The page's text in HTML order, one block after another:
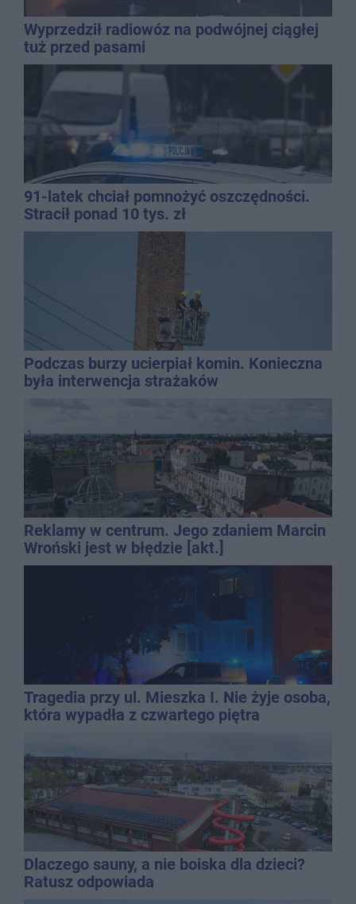
Wyprzedził radiowóz na podwójnej ciągłej
tuż przed pasami
91-latek chciał pomnożyć oszczędności.
Stracił ponad 10 tys. zł
Podczas burzy ucierpiał komin. Konieczna
była interwencja strażaków
Reklamy w centrum. Jego zdaniem Marcin
Wroński jest w błędzie [akt.]
Tragedia przy ul. Mieszka I. Nie żyje osoba,
która wypadła z czwartego piętra
Dlaczego sauny, a nie boiska dla dzieci?
Ratusz odpowiada